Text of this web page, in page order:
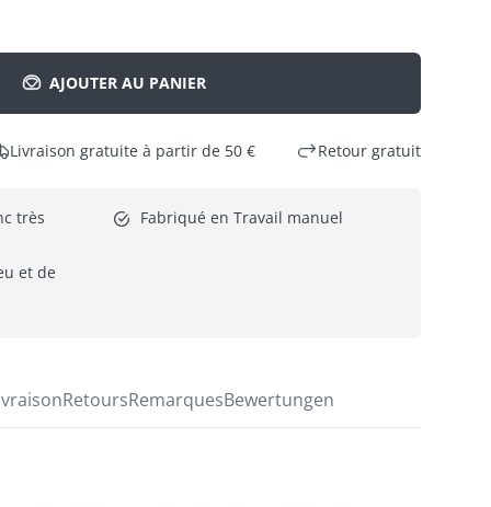
AJOUTER AU PANIER
Livraison gratuite à partir de 50 € Retour gratuit
très Fabriqué en Travail manuel
et de
RetoursRemarquesBewertungen